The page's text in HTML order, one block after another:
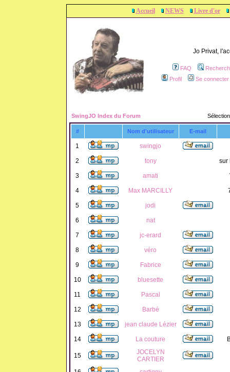
Accueil NEWS Livre d'or
Jo Privat,
FAQ
Profil
Se
SwingJO Index du Forum
# Nom d'utilisateur E-mail
1 swingjo
2 tony sur
3 amati
4 Max MARCILLY
5 jodi
6 nat
7 jc-erard
8 véro
9 Fabrice
10 bluesette
11 Pascal
12 Barbé
13 jean claude Lézier
14 La couture
15
JOCELYN
CARTIER